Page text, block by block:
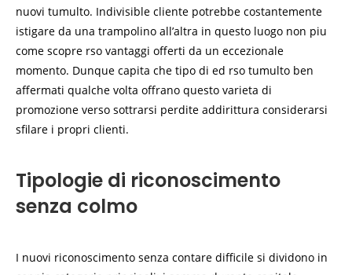
nuovi tumulto. Indivisible cliente potrebbe costantemente
istigare da una trampolino all’altra in questo luogo non piu
come scopre rso vantaggi offerti da un eccezionale
momento. Dunque capita che tipo di ed rso tumulto ben
affermati qualche volta offrano questo varieta di
promozione verso sottrarsi perdite addirittura considerarsi
sfilare i propri clienti.
Tipologie di riconoscimento
senza colmo
I nuovi riconoscimento senza contare difficile si dividono in